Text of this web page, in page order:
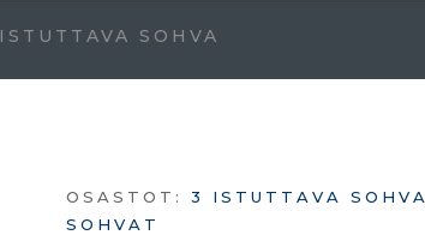
SOHVA
OSASTOT: 3 ISTUTTAVA SOHVA
SOHVAT